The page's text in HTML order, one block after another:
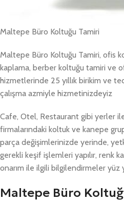
Maltepe Büro Koltuğu Tamiri
Maltepe Büro Koltuğu Tamiri, ofis
kaplama, berber koltuğu tamiri ve
hizmetlerinde 25 yıllık birikim ve
çalışma azmiyle hizmetinizdeyiz
Cafe, Otel, Restaurant gibi yerler
firmalarındaki koltuk ve kanepe
parça değişimlerinizde yerinde,
gerekli keşif işlemleri yapılır, renk
onarım ile ilgili bilgilendirmeler yüz
Maltepe Büro